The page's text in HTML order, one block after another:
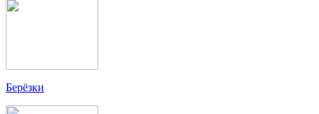
Берёзки